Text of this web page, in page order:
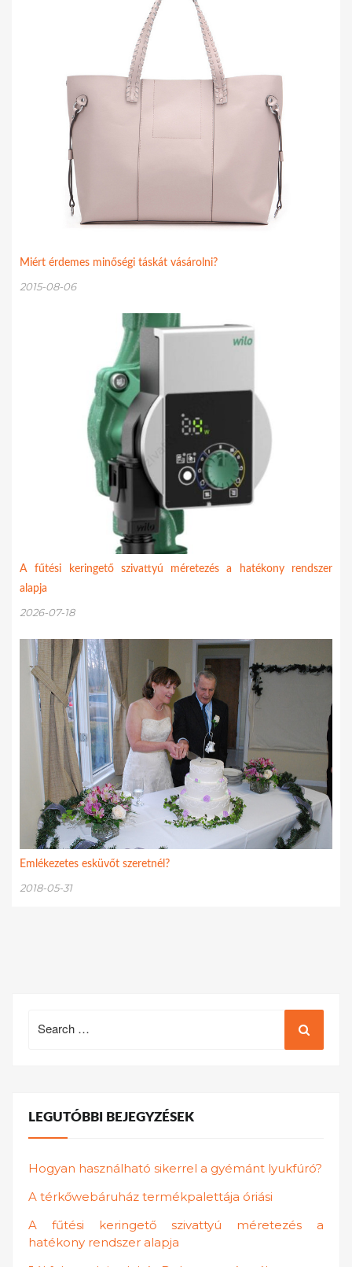
Miért érdemes minőségi táskát vásárolni?
2015-08-06
A fűtési keringető szivattyú méretezés a hatékony rendszer
alapja
2026-07-18
Emlékezetes esküvőt szeretnél?
2018-05-31
for:
LEGUTÓBBI BEJEGYZÉSEK
Hogyan használható sikerrel a gyémánt lyukfúró?
A térkőwebáruház termékpalettája óriási
A fűtési keringető szivattyú méretezés a
hatékony rendszer alapja